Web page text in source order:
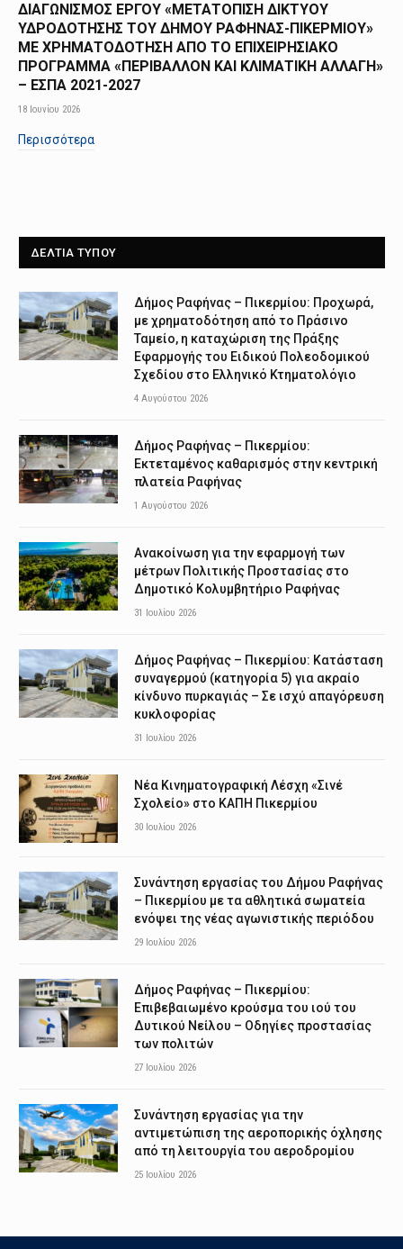
ΔΙΑΓΩΝΙΣΜΟΣ ΕΡΓΟΥ «ΜΕΤΑΤΟΠΙΣΗ ΔΙΚΤΥΟΥ
ΥΔΡΟΔΟΤΗΣΗΣ ΤΟΥ ΔΗΜΟΥ ΡΑΦΗΝΑΣ-ΠΙΚΕΡΜΙΟΥ»
ΜΕ ΧΡΗΜΑΤΟΔΟΤΗΣΗ ΑΠΟ TO ΕΠΙΧΕΙΡΗΣΙΑΚΟ
ΠΡΟΓΡΑΜΜΑ «ΠΕΡΙΒΑΛΛΟΝ ΚΑΙ ΚΛΙΜΑΤΙΚΗ ΑΛΛΑΓΗ»
– ΕΣΠΑ 2021-2027
18 Ιουνίου 2026
Περισσότερα
ΔΕΛΤΙΑ ΤΥΠΟΥ
Δήμος Ραφήνας – Πικερμίου: Προχωρά,
με χρηματοδότηση από το Πράσινο
Ταμείο, η καταχώριση της Πράξης
Εφαρμογής του Ειδικού Πολεοδομικού
Σχεδίου στο Ελληνικό Κτηματολόγιο
4 Αυγούστου 2026
Δήμος Ραφήνας – Πικερμίου:
Εκτεταμένος καθαρισμός στην κεντρική
πλατεία Ραφήνας
1 Αυγούστου 2026
Ανακοίνωση για την εφαρμογή των
μέτρων Πολιτικής Προστασίας στο
Δημοτικό Κολυμβητήριο Ραφήνας
31 Ιουλίου 2026
Δήμος Ραφήνας – Πικερμίου: Κατάσταση
συναγερμού (κατηγορία 5) για ακραίο
κίνδυνο πυρκαγιάς – Σε ισχύ απαγόρευση
κυκλοφορίας
31 Ιουλίου 2026
Νέα Κινηματογραφική Λέσχη «Σινέ
Σχολείο» στο ΚΑΠΗ Πικερμίου
30 Ιουλίου 2026
Συνάντηση εργασίας του Δήμου Ραφήνας
– Πικερμίου με τα αθλητικά σωματεία
ενόψει της νέας αγωνιστικής περιόδου
29 Ιουλίου 2026
Δήμος Ραφήνας – Πικερμίου:
Επιβεβαιωμένο κρούσμα του ιού του
Δυτικού Νείλου – Οδηγίες προστασίας
των πολιτών
27 Ιουλίου 2026
Συνάντηση εργασίας για την
αντιμετώπιση της αεροπορικής όχλησης
από τη λειτουργία του αεροδρομίου
25 Ιουλίου 2026